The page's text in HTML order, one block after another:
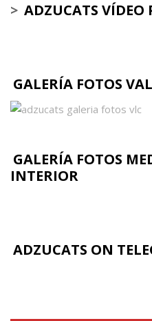
> ADZUCATS VÍDEO
GALERÍA FOTOS
GALERÍA FOTOS
INTERIOR
ADZUCATS ON